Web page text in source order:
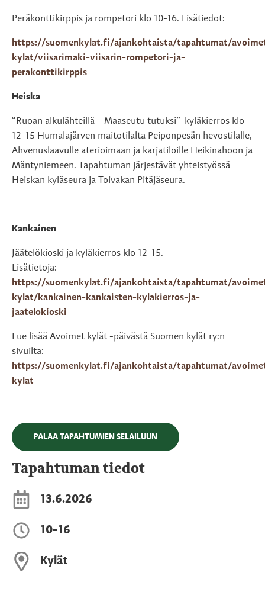
Peräkonttikirppis ja rompetori klo 10-16. Lisätiedot:
https://suomenkylat.fi/ajankohtaista/tapahtumat/
kylat/viisarimaki-viisarin-rompetori-ja-
perakonttikirppis
Heiska
“Ruoan alkulähteillä – Maaseutu tutuksi”-kyläkierros klo
12-15 Humalajärven maitotilalta Peiponpesän hevostilalle,
Ahvenuslaavulle aterioimaan ja karjatiloille Heikinahoon ja
Mäntyniemeen. Tapahtuman järjestävät yhteistyössä
Heiskan kyläseura ja Toivakan Pitäjäseura.
Kankainen
Jäätelökioski ja kyläkierros klo 12-15.
Lisätietoja:
https://suomenkylat.fi/ajankohtaista/tapahtumat/
kylat/kankainen-kankaisten-kylakierros-ja-
jaatelokioski
Lue lisää Avoimet kylät -päivästä Suomen kylät ry:n
sivuilta:
https://suomenkylat.fi/ajankohtaista/tapahtumat/
kylat
PALAA TAPAHTUMIEN SELAILUUN
Tapahtuman tiedot
13.6.2026
10-16
Kylät